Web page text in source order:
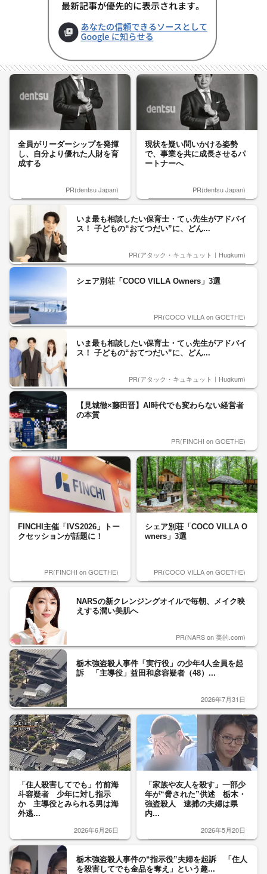
全員がリーダーシップを発揮
し、自分より優れた人財を育
成する
PR(dentsu Japan)
現状を疑い問いかける姿勢
で、事業を共に成長させるパ
ートナーへ
PR(dentsu Japan)
いま最も相談したい保育士・てぃ先生がアドバイ
ス！ 子どもの“おてつだい”に、どん...
PR(アタック・キュキュット｜Hugkum)
シェア別荘「COCO VILLA Owners」3選
PR(COCO VILLA on GOETHE)
いま最も相談したい保育士・てぃ先生がアドバイ
ス！ 子どもの“おてつだい”に、どん...
PR(アタック・キュキュット｜Hugkum)
【見城徹×藤田晋】AI時代でも変わらない経営者
の本質
PR(FINCHI on GOETHE)
FINCHI主催「IVS2026」トー
クセッションが話題に！
PR(FINCHI on GOETHE)
シェア別荘「COCO VILLA O
wners」3選
PR(COCO VILLA on GOETHE)
NARSの新クレンジングオイルで毎朝、メイク映
えする潤い美肌へ
PR(NARS on 美的.com)
栃木強盗殺人事件「実行役」の少年4人全員を起
訴 「主導役」益田和彦容疑者（48）...
2026年7月31日
「住人殺害してでも」竹前海
斗容疑者 少年に対し指示
か 主導役とみられる男は海
外逃...
2026年6月26日
「家族や友人を殺す」一部少
年が“脅された”供述 栃木・
強盗殺人 逮捕の夫婦は県
内...
2026年5月20日
栃木強盗殺人事件の“指示役”夫婦を起訴 「住人
を殺害してでも金品を奪え」という趣...